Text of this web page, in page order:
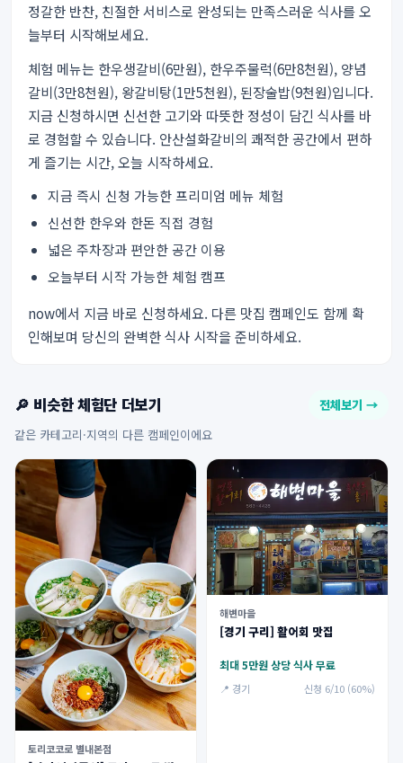
정갈한 반찬, 친절한 서비스로 완성되는 만족스러운 식사를 오
늘부터 시작해보세요.
체험 메뉴는 한우생갈비(6만원), 한우주물럭(6만8천원), 양념
갈비(3만8천원), 왕갈비탕(1만5천원), 된장술밥(9천원)입니다.
지금 신청하시면 신선한 고기와 따뜻한 정성이 담긴 식사를 바
로 경험할 수 있습니다. 안산설화갈비의 쾌적한 공간에서 편하
게 즐기는 시간, 오늘 시작하세요.
지금 즉시 신청 가능한 프리미엄 메뉴 체험
신선한 한우와 한돈 직접 경험
넓은 주차장과 편안한 공간 이용
오늘부터 시작 가능한 체험 캠프
now에서 지금 바로 신청하세요. 다른 맛집 캠페인도 함께 확
인해보며 당신의 완벽한 식사 시작을 준비하세요.
🔎 비슷한 체험단 더보기 전체보기 →
같은 카테고리·지역의 다른 캠페인이에요
토리코코로 별내본점
해변마을
[경기 구리] 활어회 맛집
최대 5만원 상당 식사 무료
📍 경기 신청 6/10 (60%)